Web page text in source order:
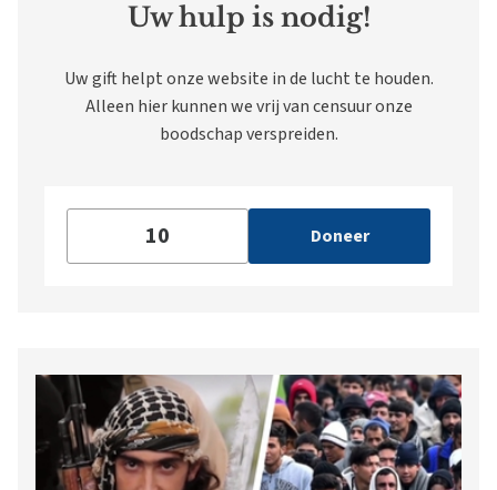
Uw hulp is nodig!
Uw gift helpt onze website in de lucht te houden.
Alleen hier kunnen we vrij van censuur onze
boodschap verspreiden.
Doneer